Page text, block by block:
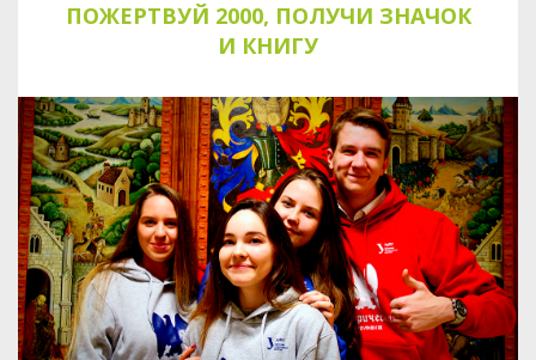
ПОЖЕРТВУЙ 2000, ПОЛУЧИ ЗНАЧОК
И КНИГУ